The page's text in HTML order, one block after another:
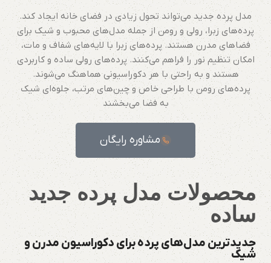
مدل پرده جدید می‌تواند تحول زیادی در فضای خانه ایجاد کند.
پرده‌های زبرا، رولی و رومن از جمله مدل‌های محبوب و شیک برای
فضاهای مدرن هستند. پرده‌های زبرا با لایه‌های شفاف و مات،
امکان تنظیم نور را فراهم می‌کنند. پرده‌های رولی ساده و کاربردی
هستند و به راحتی با هر دکوراسیونی هماهنگ می‌شوند.
پرده‌های رومن با طراحی خاص و چین‌های مرتب، جلوه‌ای شیک
به فضا می‌بخشند
مشاوره رایگان
محصولات مدل پرده جدید
ساده
جدیدترین مدل‌های پرده برای دکوراسیون مدرن و
شیک